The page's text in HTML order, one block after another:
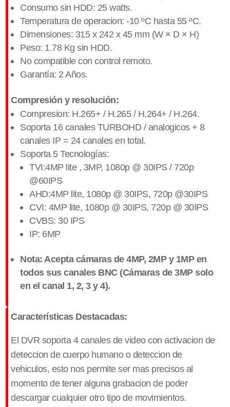
Consumo sin HDD: 25 watts.
Temperatura de operacion: -10 ºC hasta 55 ºC.
Dimensiones: 315 x 242 x 45 mm (W × D × H)
Peso: 1.78 Kg sin HDD.
No compatible con control remoto.
Garantía: 2 Años.
Compresión y resolución:
Compresion: H.265+ / H.265 / H.264+ / H.264.
Soporta 16 canales TURBOHD / analogicos + 8
canales IP = 24 canales en total.
Soporta 5 Tecnologías:
TVI:4MP lite , 3MP, 1080p @ 30IPS / 720p
@60IPS
AHD:4MP lite, 1080p @ 30IPS, 720p @30IPS
CVI: 4MP lite, 1080p @ 30IPS, 720p @ 30IPS
CVBS: 30 IPS
IP: 6MP
Nota: Acepta cámaras de 4MP, 2MP y 1MP en
todos sus canales BNC (Cámaras de 3MP solo
en el canal 1, 2, 3 y 4).
Características Destacadas:
El DVR soporta 4 canales de video con activacion de
deteccion de cuerpo humano o deteccion de
vehiculos, esto nos permite ser mas precisos al
momento de tener alguna grabacion de poder
descargar cualquier otro tipo de movimientos.